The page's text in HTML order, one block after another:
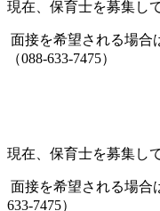
現在、保育士を募集し
面接を希望される場合
（088-633-7475）
現在、保育士を募集し
面接を希望される場合
633-7475）